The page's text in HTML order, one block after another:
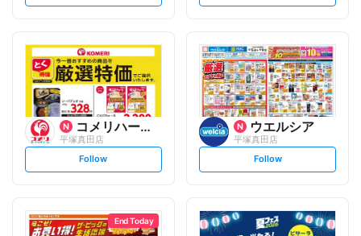
t
l
o
w
t
l
o
w
コメリハード&グリーン
平塚真田店
s
t
o
w
Follow
ウエルシア
平塚真田店
s
t
l
o
w
Follow
End Today